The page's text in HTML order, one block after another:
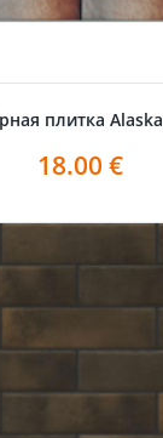
плитка
18.00 €